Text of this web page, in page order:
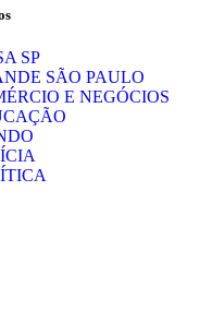
SP
SÃO PAULO
E NEGÓCIOS